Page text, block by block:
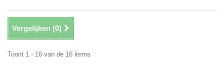
Vergelijken (0)
Toont 1 - 16 van de 16 items